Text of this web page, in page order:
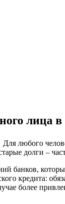
лица
любого
долги –
банков,
кредита:
более